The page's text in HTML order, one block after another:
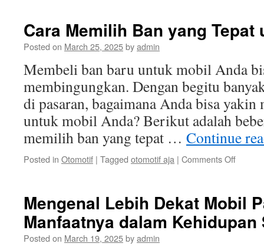
Ban
Cara Memilih Ban yang
Posted on March 25, 2025byadmin
Membeli ban baru untuk mobil Anda
membingungkan. Dengan begitu
di pasaran, bagaimana Anda bisa
untuk mobil Anda? Berikut adalah
memilih ban yang tepat … Continue
Posted in Otomotif | Tagged otomotif aja | Comments Offon
yang
Tepat
untuk
Mengenal Lebih Dekat Mobil
Manfaatnya dalam
Posted on March 19, 2025byadmin